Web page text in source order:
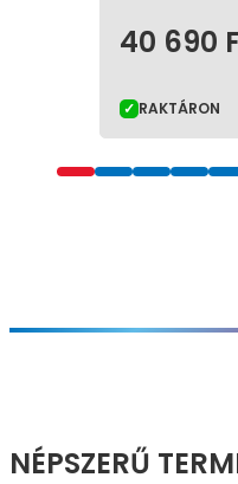
40 690
RAKTÁRON
NÉPSZERŰ